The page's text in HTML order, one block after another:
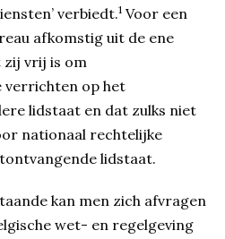
verbiedt.1 Voor een
afkomstig uit de ene
vrij is om
verrichten op het
lidstaat en dat zulks niet
nationaal rechtelijke
lidstaat.
kan men zich afvragen
wet- en regelgeving